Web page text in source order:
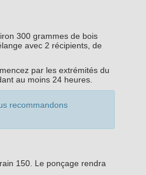
300 grammes de bois
avec 2 récipients, de
par les extrémités du
au moins 24 heures.
recommandons
150. Le ponçage rendra